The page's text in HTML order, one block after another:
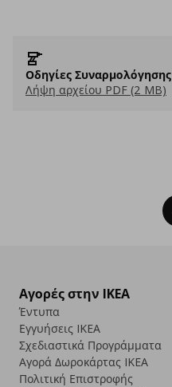
Οδηγίες Συναρμολόγησης
Λήψη αρχείου PDF (2 MB)
Αγορές στην IKEA
Έντυπα
Εγγυήσεις IKEA
Σχεδιαστικά Προγράμματα
Αγορά Δωρoκάρτας IKEA
Πολιτική Επιστροφής